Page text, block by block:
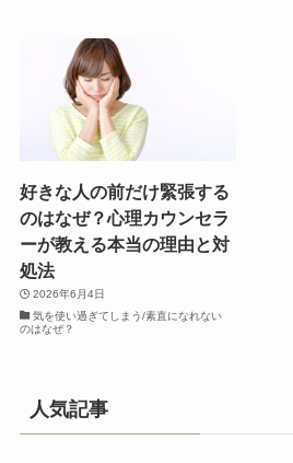
好きな人の前だけ緊張する
のはなぜ？心理カウンセラ
ーが教える本当の理由と対
処法
2026年6月4日
気を使い過ぎてしまう/素直になれない
のはなぜ？
人気記事